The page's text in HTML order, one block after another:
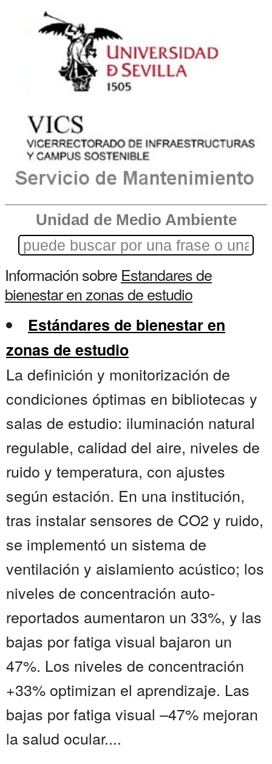
Unidad de Medio Ambiente
Información sobre Estandares de
bienestar en zonas de estudio
Estándares de bienestar en
zonas de estudio
La definición y monitorización de
condiciones óptimas en bibliotecas y
salas de estudio: iluminación natural
regulable, calidad del aire, niveles de
ruido y temperatura, con ajustes
según estación. En una institución,
tras instalar sensores de CO2 y ruido,
se implementó un sistema de
ventilación y aislamiento acústico; los
niveles de concentración auto-
reportados aumentaron un 33%, y las
bajas por fatiga visual bajaron un
47%. Los niveles de concentración
+33% optimizan el aprendizaje. Las
bajas por fatiga visual –47% mejoran
la salud ocular....